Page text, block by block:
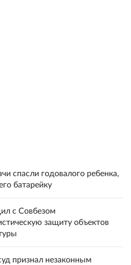
спасли годовалого ребенка,
батарейку
с Совбезом
защиту объектов
признал незаконным